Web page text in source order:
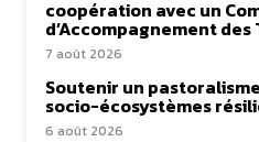
coopération avec un
d’Accompagnement
7 août 2026
Soutenir un
socio-écosystèmes
6 août 2026